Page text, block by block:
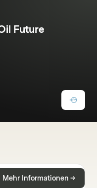
Future
Mehr Informationen